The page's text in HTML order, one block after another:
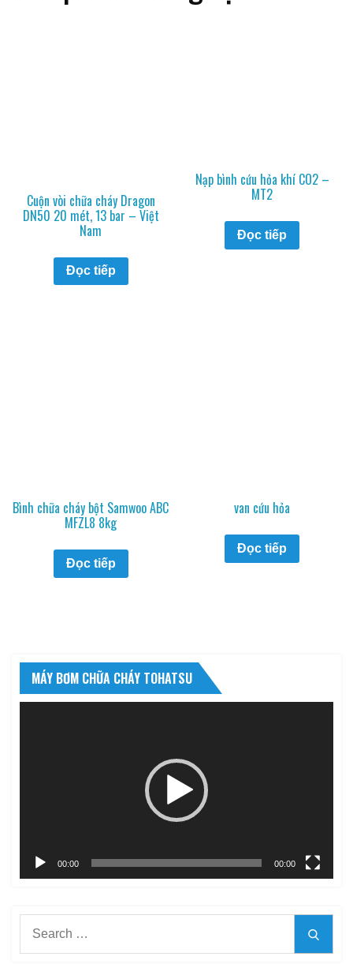
Cuộn vòi chữa cháy Dragon
DN50 20 mét, 13 bar – Việt
Nam
Đọc tiếp
Nạp bình cứu hỏa khí CO2 –
MT2
Đọc tiếp
Bình chữa cháy bột Samwoo ABC
MFZL8 8kg
Đọc tiếp
van cứu hỏa
Đọc tiếp
MÁY BƠM CHỮA CHÁY TOHATSU
00:00 00:00